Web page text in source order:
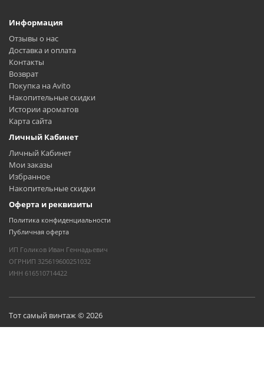
Информация
Отзывы о нас
Доставка и оплата
Контакты
Возврат
Покупка на Avito
Накопительные скидки
Истории ароматов
Карта сайта
Личный Кабинет
Личный Кабинет
Мои заказы
Избранное
Накопительные скидки
Оферта и реквизиты
Политика конфиденциальности
Публичная оферта
ИП Голиков Иван Геннадьевич
ОГРНИП 325619600251032
ИНН 616510714422
Тот самый винтаж © 2026